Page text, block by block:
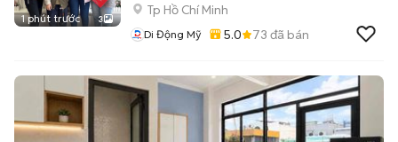
1 phút trước 3
Tp Hồ Chí Minh
Di Động Mỹ 5.0 73 đã bán